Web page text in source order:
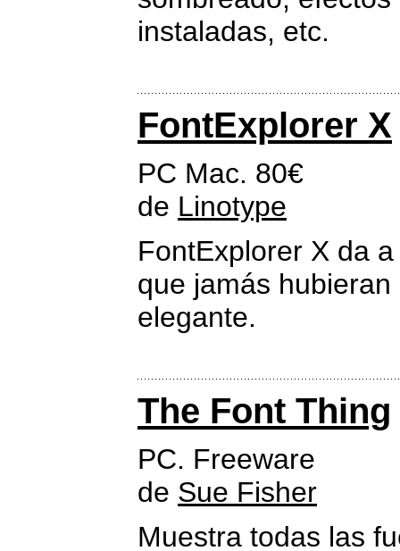
instaladas, etc.
FontExplorer X
PC Mac. 80€
de Linotype
FontExplorer X da
que jamás
elegante.
The Font Thing
PC. Freeware
de Sue Fisher
Muestra todas las